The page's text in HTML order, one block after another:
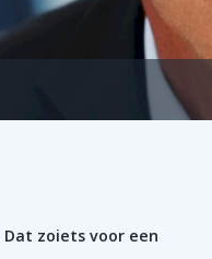
Dat zoiets voor een